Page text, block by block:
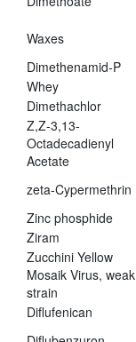
Waxes
Dimethenamid-P
Whey
Dimethachlor
Z,Z-3,13-
Octadecadienyl
Acetate
zeta-Cypermethrin
Zinc phosphide
Ziram
Zucchini Yellow
Mosaik Virus, weak
strain
Diflufenican